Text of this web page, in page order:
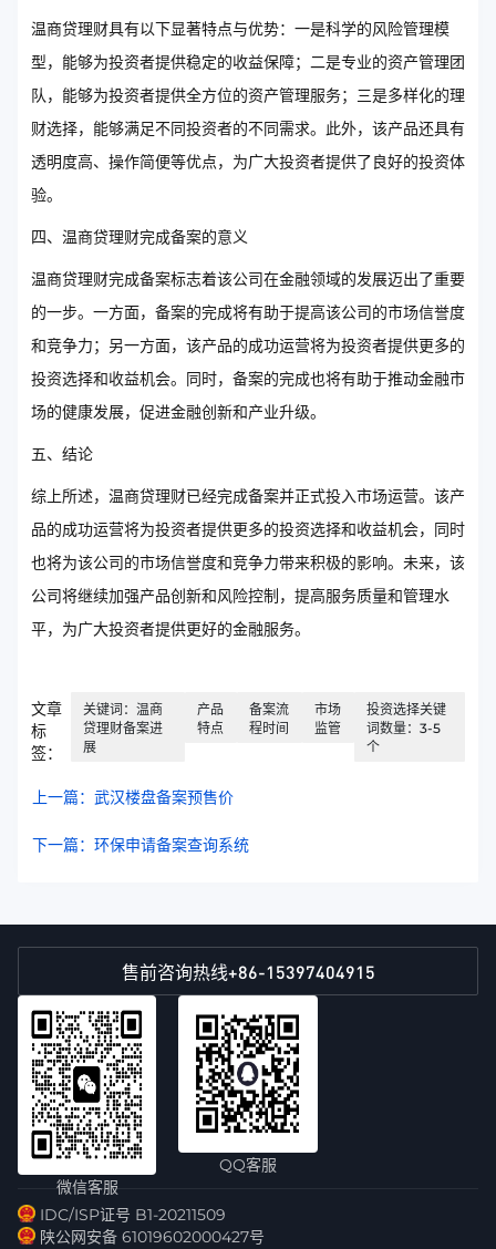
温商贷理财具有以下显著特点与优势：一是科学的风险管理模
型，能够为投资者提供稳定的收益保障；二是专业的资产管理团
队，能够为投资者提供全方位的资产管理服务；三是多样化的理
财选择，能够满足不同投资者的不同需求。此外，该产品还具有
透明度高、操作简便等优点，为广大投资者提供了良好的投资体
验。
四、温商贷理财完成备案的意义
温商贷理财完成备案标志着该公司在金融领域的发展迈出了重要
的一步。一方面，备案的完成将有助于提高该公司的市场信誉度
和竞争力；另一方面，该产品的成功运营将为投资者提供更多的
投资选择和收益机会。同时，备案的完成也将有助于推动金融市
场的健康发展，促进金融创新和产业升级。
五、结论
综上所述，温商贷理财已经完成备案并正式投入市场运营。该产
品的成功运营将为投资者提供更多的投资选择和收益机会，同时
也将为该公司的市场信誉度和竞争力带来积极的影响。未来，该
公司将继续加强产品创新和风险控制，提高服务质量和管理水
平，为广大投资者提供更好的金融服务。
文章
标
签：
关键词：温商
贷理财备案进
展
产品
特点
备案流
程时间
市场
监管
投资选择关键
词数量：3-5
个
上一篇：武汉楼盘备案预售价
下一篇：环保申请备案查询系统
售前咨询热线+86-15397404915
微信客服
QQ客服
IDC/ISP证号 B1-20211509
陕公网安备 61019602000427号